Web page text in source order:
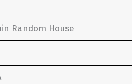
Random House